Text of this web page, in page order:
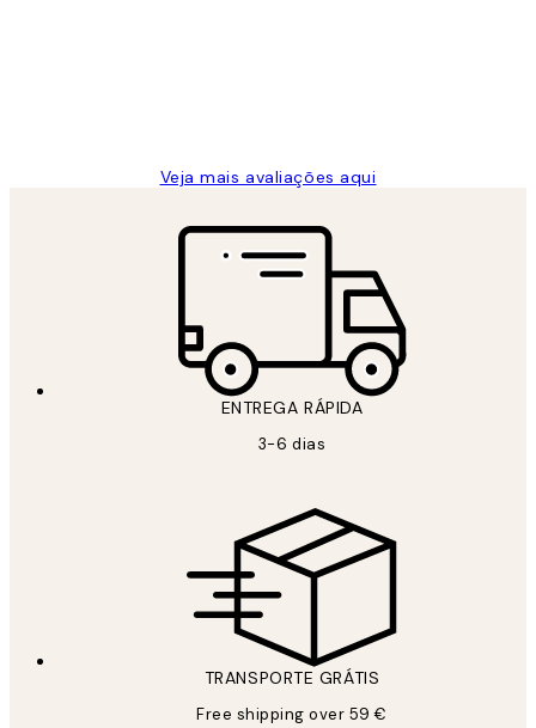
Veja mais avaliações aqui
ENTREGA RÁPIDA
3-6 dias
TRANSPORTE GRÁTIS
Free shipping over 59 €